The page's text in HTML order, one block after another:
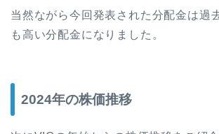
当然ながら今回発表された分配金は過
も高い分配金になりました。
2024年の株価推移